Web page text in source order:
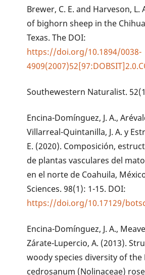
Brewer, C. E. and Harveson, L.
of bighorn sheep in the
Texas. The DOI:
https://doi.org/10.1894/0038-
Southewestern Naturalist.
Encina-Domínguez, J. A.,
Villarreal-Quintanilla, J. A. y
E. (2020). Composición,
de plantas vasculares del
en el norte de Coahuila,
Sciences. 98(1): 1-15. DOI:
https://doi.org/10.17129/
Encina-Domínguez, J. A.,
Zárate-Lupercio, A. (2013).
woody species diversity of the
cedrosanum (Nolinaceae)